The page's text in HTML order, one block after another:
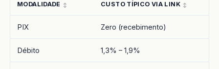
MODALIDADE CUSTO TÍPICO VIA LINK
PIX Zero (recebimento)
Débito 1,3% – 1,9%